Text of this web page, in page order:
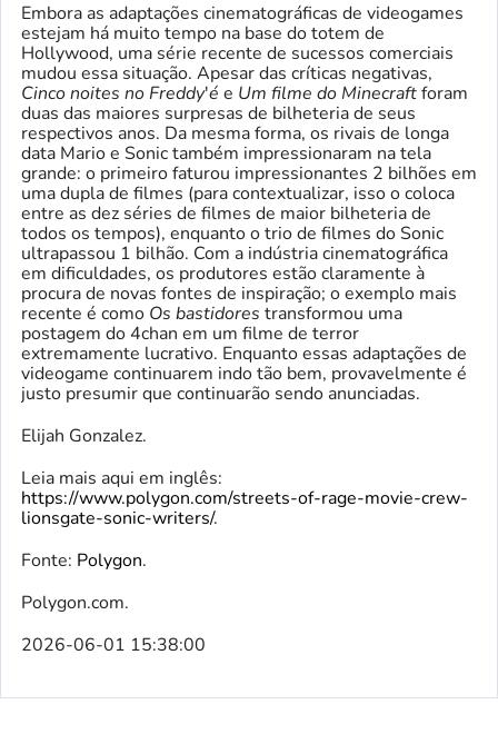
Embora as adaptações cinematográficas de videogames
estejam há muito tempo na base do totem de
Hollywood, uma série recente de sucessos comerciais
mudou essa situação. Apesar das críticas negativas,
Cinco noites no Freddy'é e Um filme do Minecraftforam
duas das maiores surpresas de bilheteria de seus
respectivos anos. Da mesma forma, os rivais de longa
data Mario e Sonic também impressionaram na tela
grande: o primeiro faturou impressionantes 2 bilhões em
uma dupla de filmes (para contextualizar, isso o coloca
entre as dez séries de filmes de maior bilheteria de
todos os tempos), enquanto o trio de filmes do Sonic
ultrapassou 1 bilhão. Com a indústria cinematográfica
em dificuldades, os produtores estão claramente à
procura de novas fontes de inspiração; o exemplo mais
recente é como Os bastidores transformou uma
postagem do 4chan em um filme de terror
extremamente lucrativo. Enquanto essas adaptações de
videogame continuarem indo tão bem, provavelmente é
justo presumir que continuarão sendo anunciadas.
Elijah Gonzalez.
Leia mais aqui em inglês:
https://www.polygon.com/streets-of-rage-movie-crew-
lionsgate-sonic-writers/.
Fonte: Polygon.
Polygon.com.
2026-06-01 15:38:00